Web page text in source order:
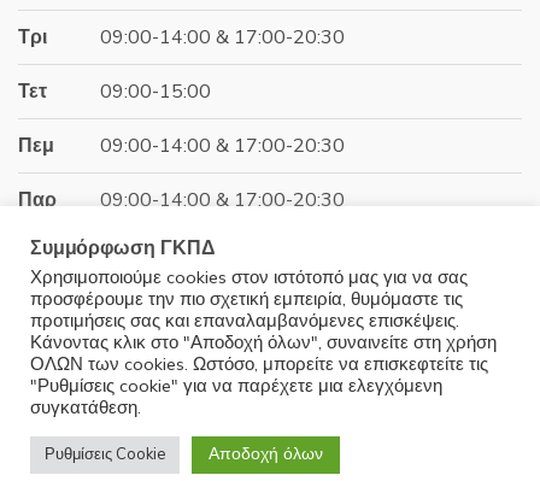
Τρι 09:00-14:00 & 17:00-20:30
Τετ 09:00-15:00
Πεμ 09:00-14:00 & 17:00-20:30
Παρ 09:00-14:00 & 17:00-20:30
Σαβ 09:00-15:00
Κυρ Κλειστά
© 2025 Minoudis Home. All Rights Reserved
Development byWrk.gr
Συμμόρφωση ΓΚΠΔ
Χρησιμοποιούμε cookies στον ιστότοπό μας για να σας
προσφέρουμε την πιο σχετική εμπειρία, θυμόμαστε τις
προτιμήσεις σας και επαναλαμβανόμενες επισκέψεις.
Κάνοντας κλικ στο "Αποδοχή όλων", συναινείτε στη χρήση
ΟΛΩΝ των cookies. Ωστόσο, μπορείτε να επισκεφτείτε τις
"Ρυθμίσεις cookie" για να παρέχετε μια ελεγχόμενη
συγκατάθεση.
Ρυθμίσεις Cookie Αποδοχή όλων